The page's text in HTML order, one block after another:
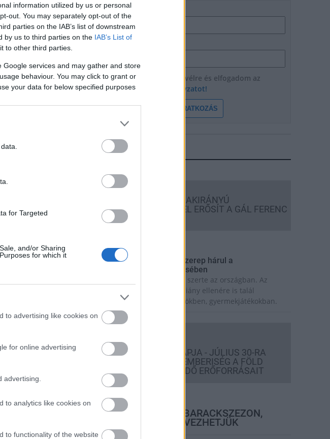
information utilized by us or personal
out. You may separately opt-out of the
parties on the IAB’s list of downstream
by us to third parties on the IAB’s List of
to other third parties.
services and may gather and store
behaviour. You may click to grant or
your data for below specified purposes
for Targeted
and/or Sharing
for which it
to advertising like cookies on
for online advertising
advertising.
to analytics like cookies on
to functionality of the website
kerülnek ki
majd zacskókat
használt
Megyei
szálkai tó vize
Név
Feliratkozom a hírlevélre és elfogadom az
adatvédelmi szabályzatot!
FELIRATKOZÁS
LEGFRISSEBB
Országos hírek
KECSKEMÉTEN IS SZAKIRÁNYÚ
TOVÁBBKÉPZÉSEKKEL ERŐSÍT A GÁL FERENC
EGYETEM
Országos hírek
A lakosságra is fontos szerep hárul a
szúnyoginvázió elkerülésében
Folytatódik a szúnyogírtás szerte az országban. Az
ázsiai tigrisszúnyog a vízhiány ellenére is talál
szaporodási helyet a vödrökben, gyermekjátékokban.
TÚLFOGYASZTÁS NAPJA - JÚLIUS 30-RA
FELHASZNÁLTA AZ EMBERISÉG A FÖLD
EGÉSZ ÉVRE ELEGENDŐ ERŐFORRÁSAIT
Helyi hírek
BEINDULT AZ ŐSZIBARACKSZEZON,
SZEPTEMBERIG ÉLVEZHETJÜK